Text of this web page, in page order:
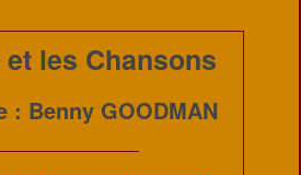
les Chansons
: Benny GOODMAN